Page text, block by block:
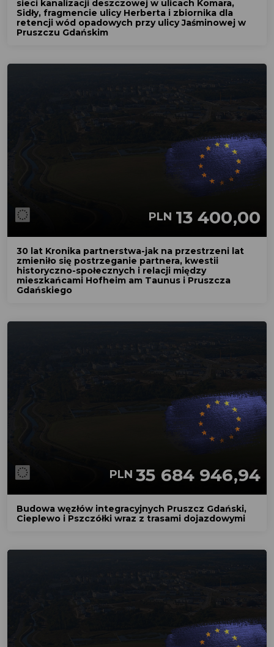
sieci kanalizacji deszczowej w ulicach Komara,
Sidły, fragmencie ulicy Herberta i zbiornika dla
retencji wód opadowych przy ulicy Jaśminowej w
Pruszczu Gdańskim
PLN 13 400,00
30 lat Kronika partnerstwa-jak na przestrzeni lat
zmieniło się postrzeganie partnera, kwestii
historyczno-społecznych i relacji między
mieszkańcami Hofheim am Taunus i Pruszcza
Gdańskiego
PLN 35 684 946,94
Budowa węzłów integracyjnych Pruszcz Gdański,
Cieplewo i Pszczółki wraz z trasami dojazdowymi